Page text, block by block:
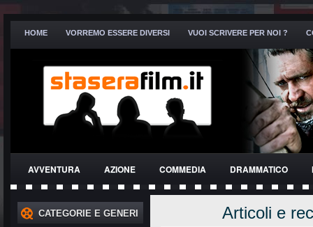
HOME VORREMO ESSERE DIVERSI VUOI SCRIVERE PER NOI ?
AVVENTURA AZIONE COMMEDIA DRAMMATICO
THRILLER
CATEGORIE E GENERI Articoli e